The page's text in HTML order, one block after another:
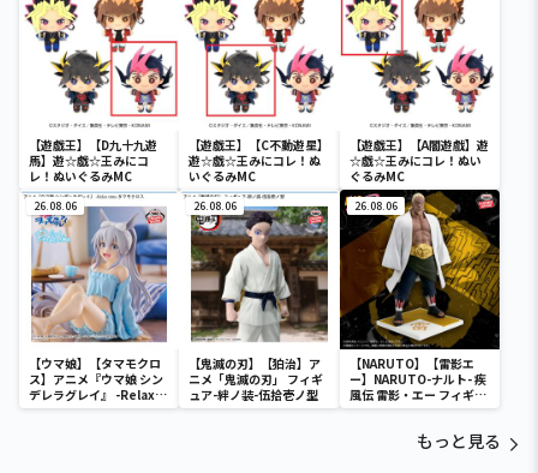
【遊戯王】【D九十九遊
馬】遊☆戯☆王みにコ
レ！ぬいぐるみMC
【遊戯王】【C不動遊星】
遊☆戯☆王みにコレ！ぬ
いぐるみMC
【遊戯王】【A闇遊戲】遊
☆戯☆王みにコレ！ぬい
ぐるみMC
26.08.06
【ウマ娘】【タマモクロ
ス】アニメ『ウマ娘 シン
デレラグレイ』 -Relax
time-タマモクロス
26.08.06
【鬼滅の刃】【狛治】ア
ニメ「鬼滅の刃」 フィギ
ュア-絆ノ装-伍拾壱ノ型
26.08.06
【NARUTO】【雷影エ
ー】NARUTO-ナルト- 疾
風伝 雷影・エー フィギュ
ア～五影集結…!!～
もっと見る